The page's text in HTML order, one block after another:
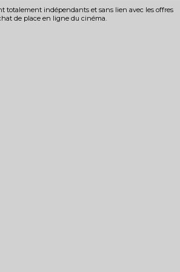
totalement indépendants et sans lien avec les offres
de place en ligne du cinéma.